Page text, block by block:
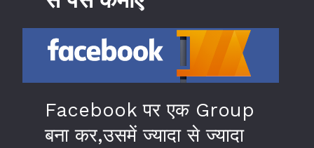
Facebook पर एक Group
बना कर,उसमें ज्यादा से ज्यादा